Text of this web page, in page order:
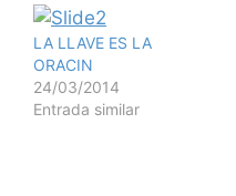
LA LLAVE ES LA
ORACIN
24/03/2014
Entrada similar